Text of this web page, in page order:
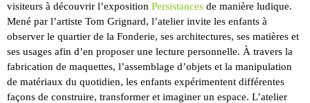
visiteurs à découvrir l’exposition Persistances de manière ludique.
Mené par l’artiste Tom Grignard, l’atelier invite les enfants à
observer le quartier de la Fonderie, ses architectures, ses matières et
ses usages afin d’en proposer une lecture personnelle. À travers la
fabrication de maquettes, l’assemblage d’objets et la manipulation
de matériaux du quotidien, les enfants expérimentent différentes
façons de construire, transformer et imaginer un espace. L’atelier